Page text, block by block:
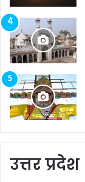
उत्तर प्रदेश